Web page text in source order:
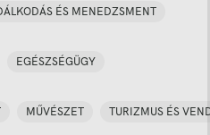
ÉS MENEDZSMENT
EGÉSZSÉGÜGY
MŰVÉSZET TURIZMUS ÉS